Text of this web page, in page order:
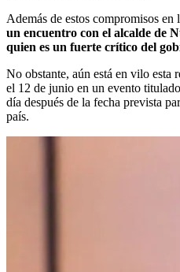
Además de estos compromisos en
un encuentro con el alcalde de
quien es un fuerte crítico del
No obstante, aún está en vilo esta
el 12 de junio en un evento
día después de la fecha prevista
país.